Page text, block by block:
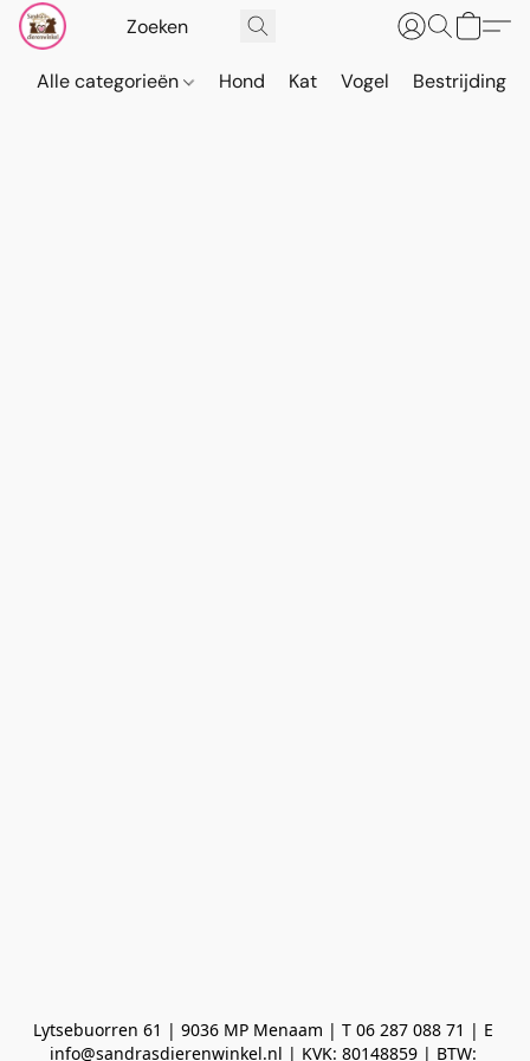
Alle categorieën Hond Kat Vogel Bestrijding
Lytsebuorren 61 | 9036 MP Menaam | T 06 287 088 71 | E
info@sandrasdierenwinkel.nl | KVK: 80148859 | BTW: